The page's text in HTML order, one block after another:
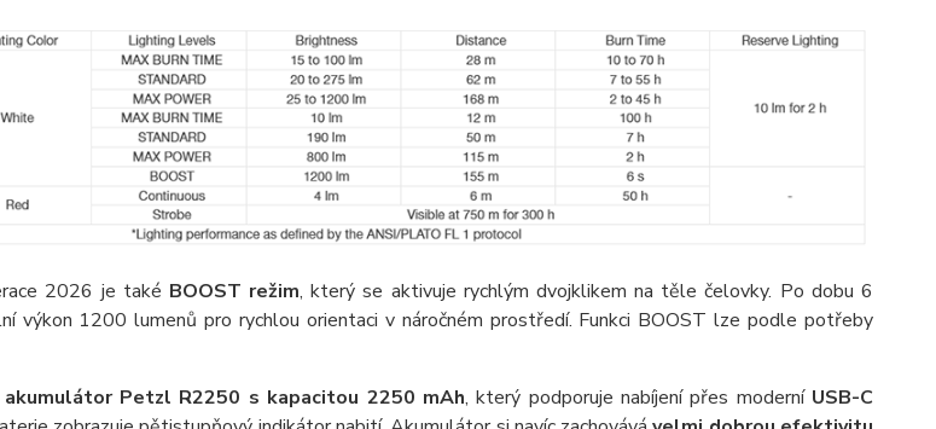
2026 je také BOOST režim, který se aktivuje rychlým dvojklikem na těle čelovky. Po dobu 6
výkon 1200 lumenů pro rychlou orientaci v náročném prostředí. Funkci BOOST lze podle potřeby
akumulátor Petzl R2250 s kapacitou 2250 mAh, který podporuje nabíjení přes moderní USB-C